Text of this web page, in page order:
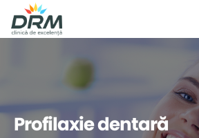
Profilaxie dentară